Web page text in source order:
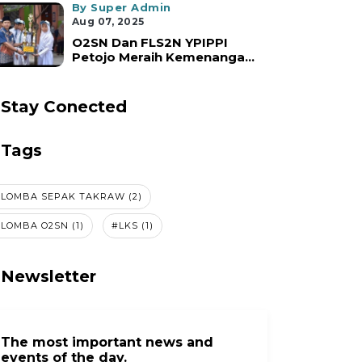
By Super Admin
Aug 07, 2025
O2SN Dan FLS2N YPIPPI
Petojo Meraih Kemenanga...
Stay Conected
Tags
SEPAK TAKRAW (2)
O2SN (1) #LKS (1)
Newsletter
The most important news and
events of the day.